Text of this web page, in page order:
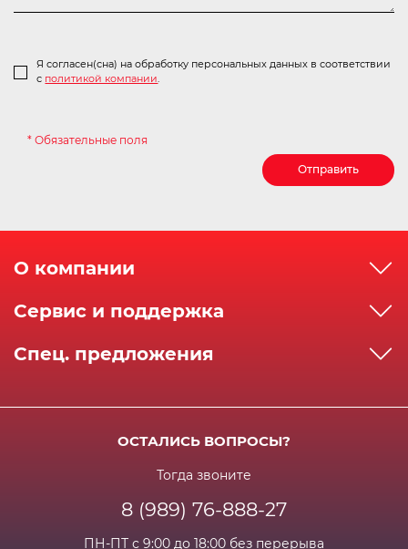
Я согласен(сна) на обработку персональных данных в соответствии
с политикой компании.
* Обязательные поля
Отправить
О компании
Сервисный центр
Сервис и поддержка
Возрат и гарантия
Спец. предложения
Часто задаваемые вопросы
ОСТАЛИСЬ ВОПРОСЫ?
Тогда звоните
8 (989) 76-888-27
ПН-ПТ с 9:00 до 18:00 без перерыва